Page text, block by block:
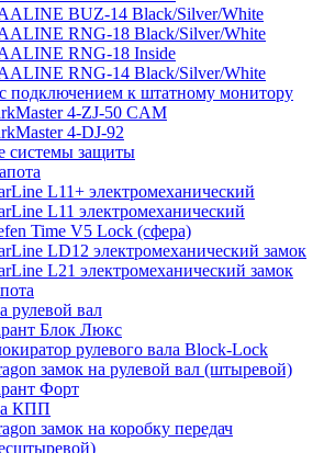
BUZ-14 Black/Silver/White
RNG-18 Black/Silver/White
RNG-18 Inside
RNG-14 Black/Silver/White
подключением к штатному монитору
4-ZJ-50 CAM
4-DJ-92
системы защиты
L11+ электромеханический
L11 электромеханический
Time V5 Lock (сфера)
LD12 электромеханический замок
L21 электромеханический замок
рулевой вал
Блок Люкс
рулевого вала Block-Lock
замок на рулевой вал (штыревой)
Форт
КПП
замок на коробку передач